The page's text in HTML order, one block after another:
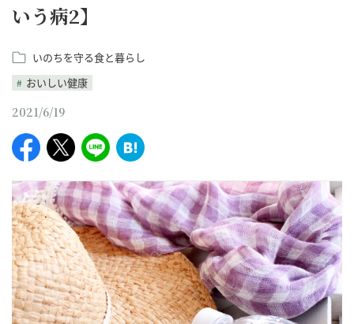
いう病2】
いのちを守る食と暮らし
おいしい健康
2021/6/19